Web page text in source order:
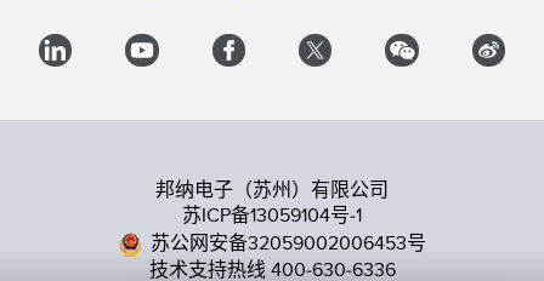
邦纳电子（苏州）有限公司
苏ICP备13059104号-1
苏公网安备32059002006453号
技术支持热线 400-630-6336